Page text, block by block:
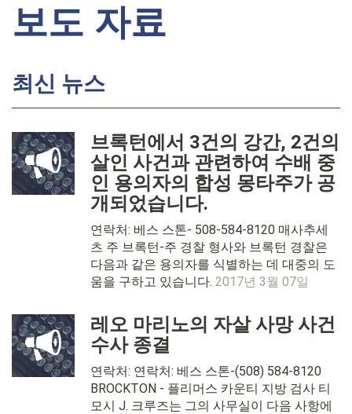
보도 자료
최신 뉴스
브록턴에서 3건의 강간, 2건의
살인 사건과 관련하여 수배 중
인 용의자의 합성 몽타주가 공
개되었습니다.
연락처: 베스 스톤- 508-584-8120 매사추세
츠 주 브록턴-주 경찰 형사와 브록턴 경찰은
다음과 같은 용의자를 식별하는 데 대중의 도
움을 구하고 있습니다. 2017년 3월 07일
레오 마리노의 자살 사망 사건
수사 종결
연락처: 연락처: 베스 스톤-(508) 584-8120
BROCKTON - 플리머스 카운티 지방 검사 티
모시 J. 크루즈는 그의 사무실이 다음 사항에